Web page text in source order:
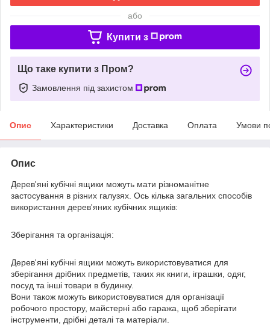
або
Купити з
Що таке купити з Пром?
Замовлення під захистом
Опис Характеристики Доставка Оплата Умови
Опис
Дерев'яні кубічні ящики можуть мати різноманітне
застосування в різних галузях. Ось кілька загальних способів
використання дерев'яних кубічних ящиків:
Зберігання та організація:
Дерев'яні кубічні ящики можуть використовуватися для
зберігання дрібних предметів, таких як книги, іграшки, одяг,
посуд та інші товари в будинку.
Вони також можуть використовуватися для організації
робочого простору, майстерні або гаража, щоб зберігати
інструменти, дрібні деталі та матеріали.